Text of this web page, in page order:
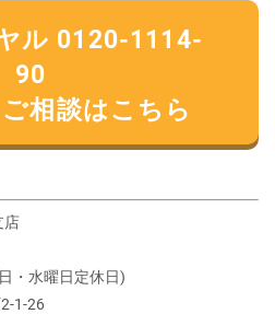
ル 0120-1114-
90
相談はこちら
店
・水曜日定休日)